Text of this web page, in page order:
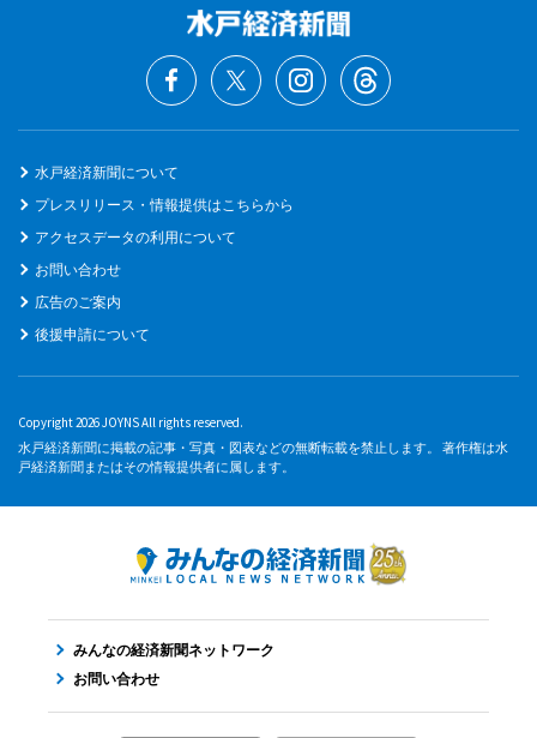
水戸経済新聞について
プレスリリース・情報提供はこちらから
アクセスデータの利用について
お問い合わせ
広告のご案内
後援申請について
Copyright 2026 JOYNS All rights reserved.
水戸経済新聞に掲載の記事・写真・図表などの無断転載を禁止します。 著作権は水
戸経済新聞またはその情報提供者に属します。
みんなの経済新聞ネットワーク
お問い合わせ